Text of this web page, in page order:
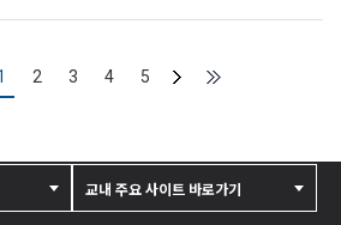
2 3 4 5
교내 주요 사이트 바로가기